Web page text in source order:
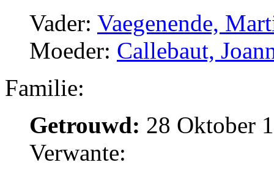
Vader: Vaegenende,
Moeder: Callebaut,
Familie:
Getrouwd: 28 Oktober
Verwante: